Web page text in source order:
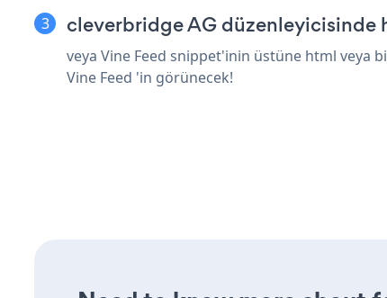
cleverbridge AG düzenleyicisinde
veya Vine Feed snippet'inin üstüne html veya
Vine Feed 'in görünecek!